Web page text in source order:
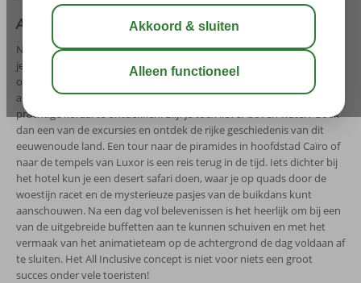
All Inclusive vakanties Hurghada
Naast dat de zon gegarandeerd schijnt in dit land van de farao, kun
je er ook nog leuke excursies boeken en fantastisch duiken. De
onderwaterwereld van Egypte is een belevenis op zich. Het warme
azuurblauwe water nodigt uit om de vele gekleurde visjes en het
prachtige koraal te ontdekken. Blijf je toch liever boven water? Boek
dan een van de excursies en ontdek de rijke geschiedenis van dit
eeuwenoude land. Een tour naar de piramides in hoofdstad Caïro of
naar de tempels van Luxor is een reis terug in de tijd. Iets dichter bij
het hotel kun je een desert safari doen, waar je op quads door de
woestijn racet en de mysterieuze pasjes van de buikdans kunt
aanschouwen. Na een dag vol belevenissen is het heerlijk om bij een
van de uitgebreide buffetten aan te kunnen schuiven en met het
vermaak van het animatieteam op de achtergrond de dag voldaan af
te sluiten. Het All Inclusive concept is niet voor niets een groot
succes onder vele toeristen!